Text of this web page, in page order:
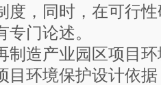
度，同时，在可行
门论述。
造产业园区项目环
境保护设计依据